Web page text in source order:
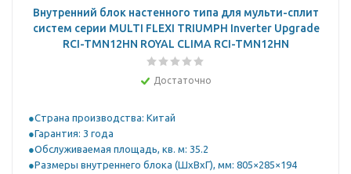
Внутренний блок настенного типа для мульти-сплит
систем серии MULTI FLEXI TRIUMPH Inverter Upgrade
RCI-TMN12HN ROYAL CLIMA RCI-TMN12HN
Достаточно
Страна производства: Китай
Гарантия: 3 года
Обслуживаемая площадь, кв. м: 35.2
Размеры внутреннего блока (ШхВхГ), мм: 805×285×194